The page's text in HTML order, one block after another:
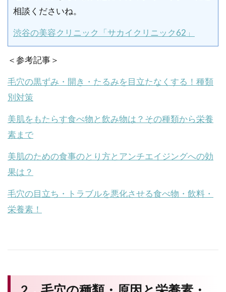
相談くださいね。
渋谷の美容クリニック「サカイクリニック62」
＜参考記事＞
毛穴の黒ずみ・開き・たるみを目立たなくする！種類
別対策
美肌をもたらす食べ物と飲み物は？その種類から栄養
素まで
美肌のための食事のとり方とアンチエイジングへの効
果は？
毛穴の目立ち・トラブルを悪化させる食べ物・飲料・
栄養素！